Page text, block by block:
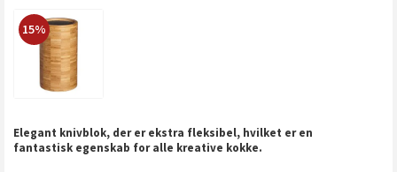
15%
Elegant knivblok, der er ekstra fleksibel, hvilket er en
fantastisk egenskab for alle kreative kokke.